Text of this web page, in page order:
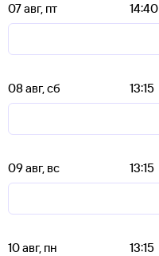
07 авг, пт 14:40
08 авг, сб 13:15
09 авг, вс 13:15
10 авг, пн 13:15